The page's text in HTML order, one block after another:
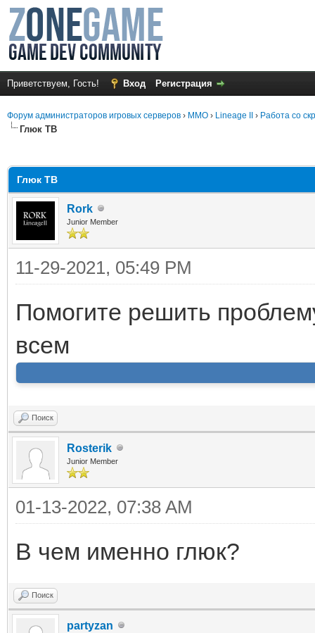
Приветствуем, Гость! Вход Регистрация
Форум администраторов игровых серверов › MMO › Lineage II › Работа со
Глюк ТВ
Глюк ТВ
Rork
Junior Member
11-29-2021, 05:49 PM
Помогите решить
всем
Поиск
Rosterik
Junior Member
01-13-2022, 07:38 AM
В чем именно глюк?
Поиск
partyzan